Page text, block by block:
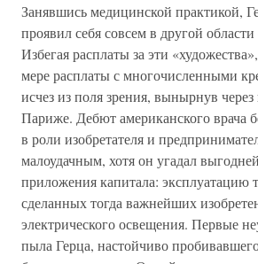
Занявшись медицинской практикой,
проявил себя совсем в другой
Избегая расплаты за эти
мере расплаты с многочисленными
исчез из поля зрения, вынырнув через
Париже. Дебют американского врача
в роли изобретателя и
малоудачным, хотя он угадал
приложения капитала: эксплуатацию
сделанных тогда важнейших
электрического освещения. Первые
пыла Герца, настойчиво